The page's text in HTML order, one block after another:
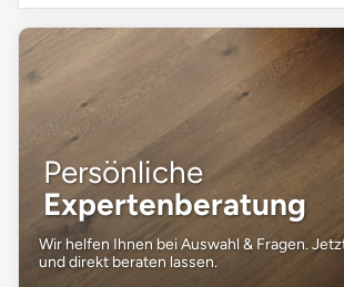
Persönliche
Expertenberatung
Wir helfen Ihnen bei Auswahl & Fragen.
und direkt beraten lassen.